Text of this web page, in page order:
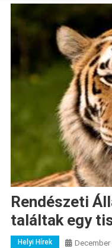
Rendészeti
találtak egy
Helyi Hírek December